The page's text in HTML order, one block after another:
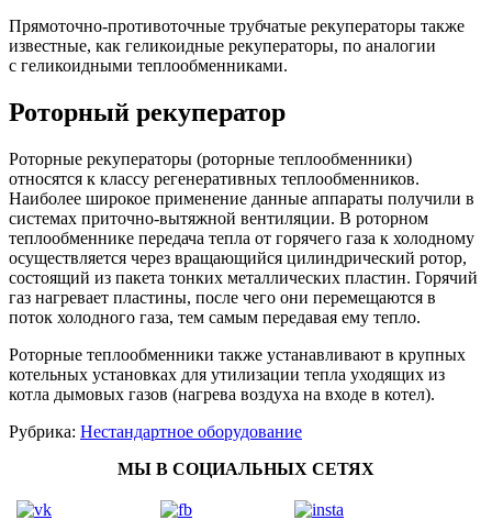
Прямоточно-противоточные трубчатые рекуператоры также
известные, как геликоидные рекуператоры, по аналогии
с геликоидными теплообменниками.
Роторный рекуператор
Роторные рекуператоры (роторные теплообменники)
относятся к классу регенеративных теплообменников.
Наиболее широкое применение данные аппараты получили в
системах приточно-вытяжной вентиляции. В роторном
теплообменнике передача тепла от горячего газа к холодному
осуществляется через вращающийся цилиндрический ротор,
состоящий из пакета тонких металлических пластин. Горячий
газ нагревает пластины, после чего они перемещаются в
поток холодного газа, тем самым передавая ему тепло.
Роторные теплообменники также устанавливают в крупных
котельных установках для утилизации тепла уходящих из
котла дымовых газов (нагрева воздуха на входе в котел).
Рубрика: Нестандартное оборудование
МЫ В СОЦИАЛЬНЫХ СЕТЯХ